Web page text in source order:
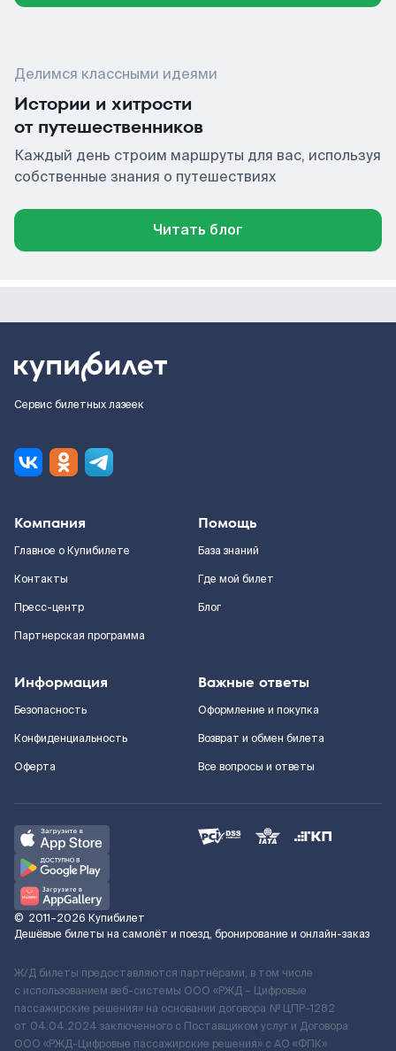
Делимся классными идеями
Истории и хитрости
от путешественников
Каждый день строим маршруты для вас, используя
собственные знания о путешествиях
Читать блог
Сервис билетных лазеек
Компания
Главное о Купибилете
Контакты
Пресс-центр
Партнерская программа
Помощь
База знаний
Где мой билет
Блог
Информация
Безопасность
Конфиденциальность
Оферта
Важные ответы
Оформление и покупка
Возврат и обмен билета
Все вопросы и ответы
© 2011–2026 Купибилет
Дешёвые билеты на самолёт и поезд, бронирование и онлайн-заказ
Ж/Д билеты предоставляются партнёрами, в том числе
с использованием веб-системы ООО «РЖД – Цифровые
пассажирские решения» на основании договора № ЦПР-1282
от 04.04.2024 заключенного с Поставщиком услуг и Договора
ООО «РЖД-Цифровые пассажирские решения» c АО «ФПК»